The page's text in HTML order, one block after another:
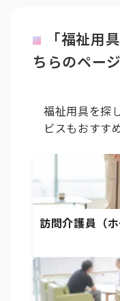
「福祉用
ちらのペー
福祉用具を探
ビスもおすす
訪問介護員（ホ